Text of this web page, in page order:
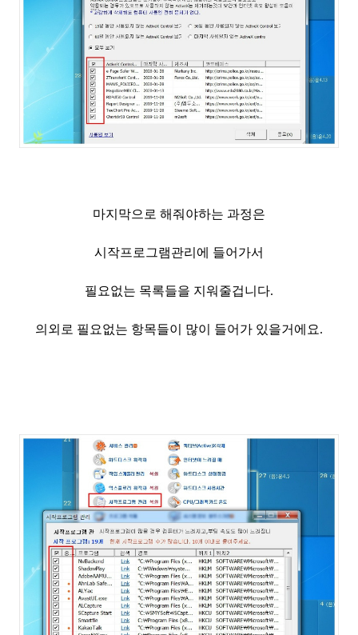
마지막으로 해줘야하는 과정은
시작프로그램관리에 들어가서
필요없는 목록들을 지워줄겁니다.
의외로 필요없는 항목들이 많이 들어가 있을거에요.